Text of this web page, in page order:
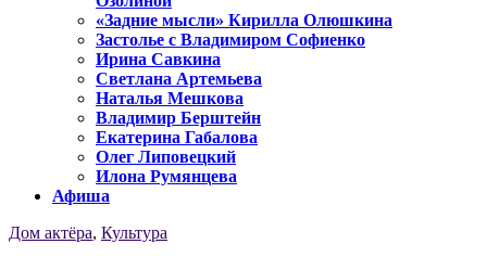
«Задние мысли» Кирилла Олюшкина
Застолье с Владимиром Софиенко
Ирина Савкина
Светлана Артемьева
Наталья Мешкова
Владимир Берштейн
Екатерина Габалова
Олег Липовецкий
Илона Румянцева
Афиша
Дом актёра, Культура